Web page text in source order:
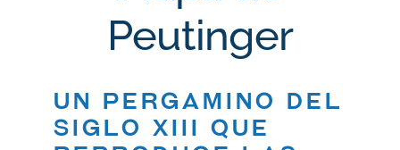
Suscríbase a nuestro boletín
Peutinger
Un pergamino del
siglo XIII que